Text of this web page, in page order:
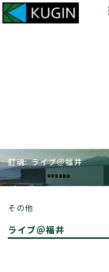
釘魂: ライブ＠福井
その他
ライブ＠福井